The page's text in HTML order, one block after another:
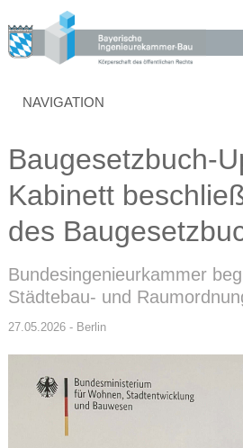
NAVIGATION
Baugesetzbuch-
Kabinett
des
Bundesingenieurkammer
Städtebau- und
27.05.2026 - Berlin